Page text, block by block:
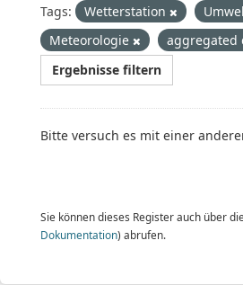
Tags: Wetterstation
Meteorologie
aggregated
Ergebnisse filtern
Bitte versuch es mit einer
Sie können dieses Register auch über die
Dokumentation) abrufen.